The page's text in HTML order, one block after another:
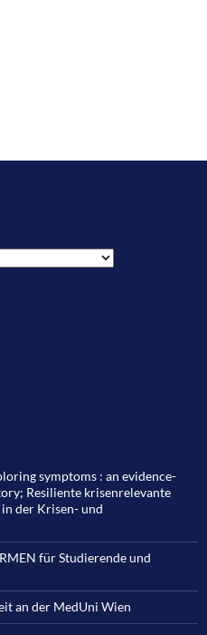
symptoms : an evidence-
Resiliente krisenrelevante
der Krisen- und
für Studierende und
an der MedUni Wien